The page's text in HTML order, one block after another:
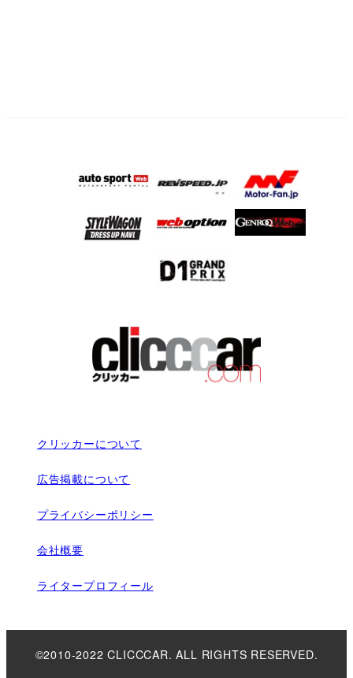
クリッカーについて
広告掲載について
プライバシーポリシー
会社概要
ライタープロフィール
©2010-2022 CLICCCAR. ALL RIGHTS RESERVED.